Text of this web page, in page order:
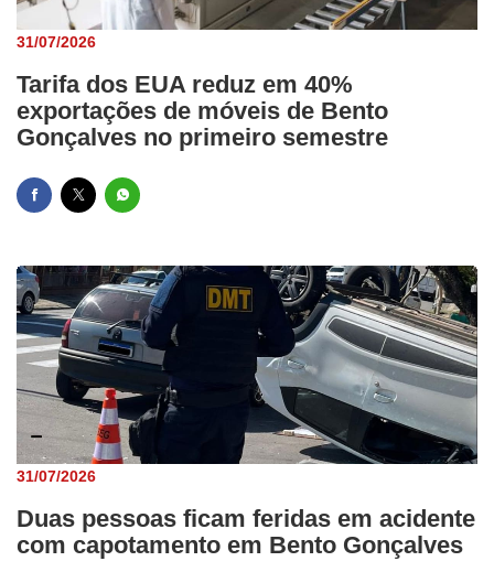
31/07/2026
Tarifa dos EUA reduz em 40%
exportações de móveis de Bento
Gonçalves no primeiro semestre
31/07/2026
Duas pessoas ficam feridas em acidente
com capotamento em Bento Gonçalves